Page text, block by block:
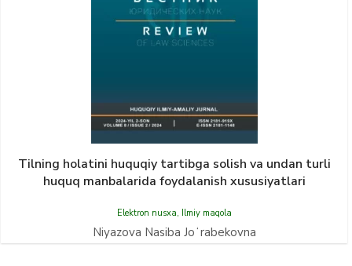
Tilning holatini huquqiy tartibga solish va undan turli
huquq manbalarida foydalanish xususiyatlari
Elektron nusxa, Ilmiy maqola
Niyazova Nasiba Joʻrabekovna